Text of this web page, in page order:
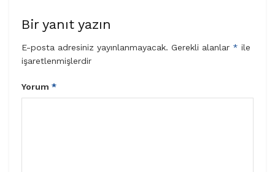
Bir yanıt yazın
E-posta adresiniz yayınlanmayacak. Gerekli alanlar * ile
işaretlenmişlerdir
Yorum *